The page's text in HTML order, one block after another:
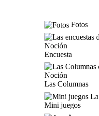
Fotos
Encuesta
Las Columnas
Mini juegos